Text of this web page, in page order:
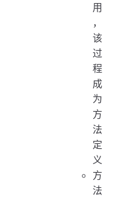
用
，
该
过
程
成
为
方
法
定
义
方
法